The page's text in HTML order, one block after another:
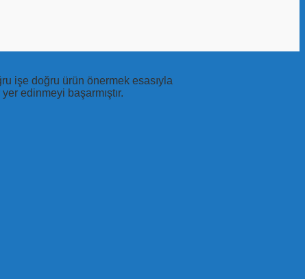
işe doğru ürün önermek esasıyla
edinmeyi başarmıştır.